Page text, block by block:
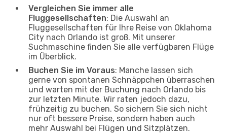
Vergleichen Sie immer alle
Fluggesellschaften: Die Auswahl an
Fluggesellschaften für Ihre Reise von Oklahoma
City nach Orlando ist groß. Mit unserer
Suchmaschine finden Sie alle verfügbaren Flüge
im Überblick.
Buchen Sie im Voraus: Manche lassen sich
gerne von spontanen Schnäppchen überraschen
und warten mit der Buchung nach Orlando bis
zur letzten Minute. Wir raten jedoch dazu,
frühzeitig zu buchen. So sichern Sie sich nicht
nur oft bessere Preise, sondern haben auch
mehr Auswahl bei Flügen und Sitzplätzen.